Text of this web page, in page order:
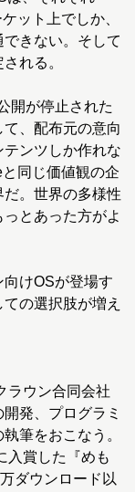
ット上でしか、
きない。そして
れる。
開が停止された
、配布元の意向
ンツしか作れな
同じ価値観の企
。世界の多様性
とあった方がよ
けOSが登場す
の選択肢が増え
ラウン合同会社
発、プログラミ
筆をおこなう。
入賞した『めも
ダウンロード以